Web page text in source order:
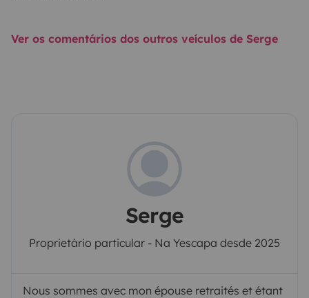
Ver os comentários dos outros veículos de Serge
Serge
Proprietário particular - Na Yescapa desde 2025
Nous sommes avec mon épouse retraités et étant